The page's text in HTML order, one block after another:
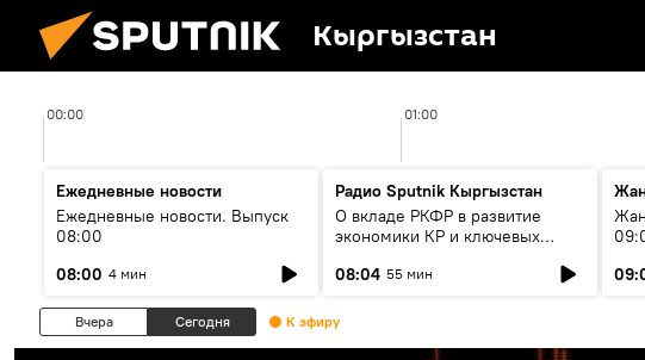
Кыргызстан
00:00 01:00
Ежедневные новости
Ежедневные новости. Выпуск
08:00
08:00 4 мин
Радио Sputnik Кыргызстан
О вкладе РКФР в развитие
экономики КР и ключевых
08:04 55 мин
Вчера Сегодня К эфиру